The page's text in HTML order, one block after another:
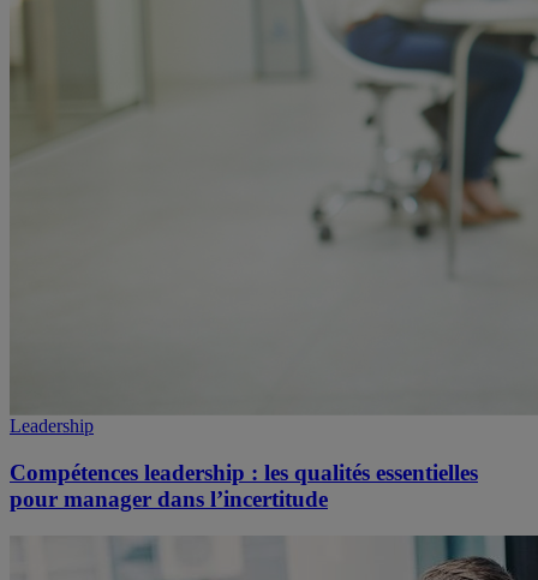
Leadership
Compétences leadership : les qualités essentielles
pour manager dans l’incertitude